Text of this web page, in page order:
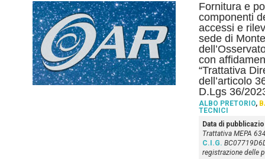
Fornitura e
componenti
accessi e
sede di
con
“Trattativa
dell’articolo
D.Lgs 36/
ALBO PRETORIO,
TECNICI
Data di
Trattativa MEPA
C.I.G.
registrazione delle